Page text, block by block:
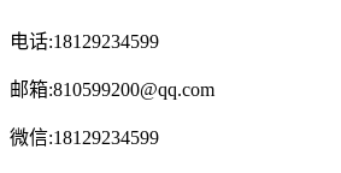
电话:18129234599
邮箱:810599200@qq.com
微信:18129234599